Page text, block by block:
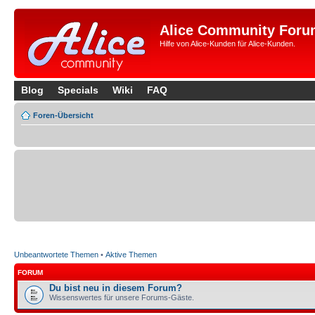
Alice Community
Hilfe von Alice-Kunden für Alice-Kunden.
Blog Specials Wiki FAQ
Foren-Übersicht
Unbeantwortete Themen • Aktive Themen
FORUM
Du bist neu in diesem Forum?
Wissenswertes für unsere Forums-Gäste.